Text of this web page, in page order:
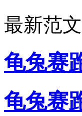
最新范文
龟兔赛
龟兔赛